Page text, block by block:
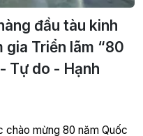
đầu tàu kinh
gia Triển lãm “80
Tự do - Hạnh
chào mừng 80 năm Quốc